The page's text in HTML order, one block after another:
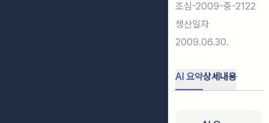
조심-2009-중-2122
생산일자
2009.06.30.
AI 요약상세내용